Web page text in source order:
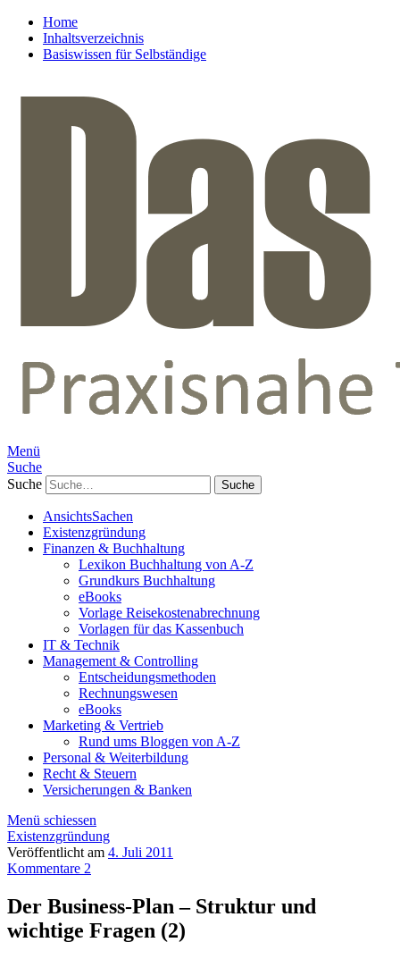
Home
Inhaltsverzeichnis
Basiswissen für Selbständige
Menü
Suche
Suche
AnsichtsSachen
Existenzgründung
Finanzen & Buchhaltung
Lexikon Buchhaltung von A-Z
Grundkurs Buchhaltung
eBooks
Vorlage Reisekostenabrechnung
Vorlagen für das Kassenbuch
IT & Technik
Management & Controlling
Entscheidungsmethoden
Rechnungswesen
eBooks
Marketing & Vertrieb
Rund ums Bloggen von A-Z
Personal & Weiterbildung
Recht & Steuern
Versicherungen & Banken
Menü schiessen
Existenzgründung
Veröffentlicht am 4. Juli 2011
Kommentare 2
Der Business-Plan – Struktur und
wichtige Fragen (2)